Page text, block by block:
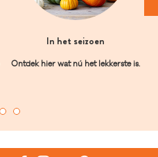
In het seizoen
Ontdek hier wat nú het lekkerste is.